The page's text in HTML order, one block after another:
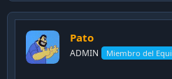
Pato
ADMIN Miembro del